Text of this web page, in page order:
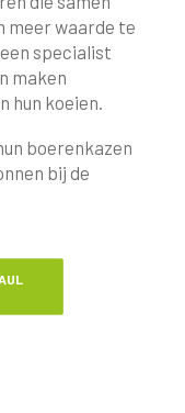
meer waarde te
specialist
maken
hun koeien.
boerenkazen
bij de